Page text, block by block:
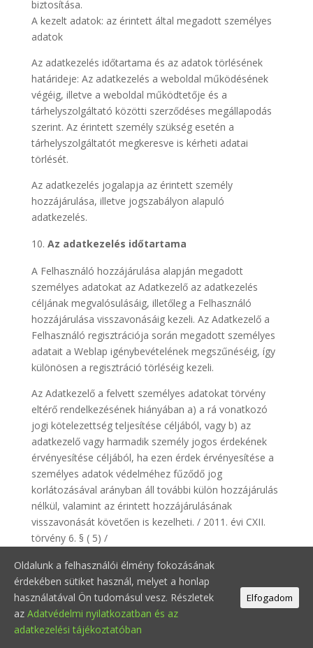
biztosítása.
A kezelt adatok: az érintett által megadott személyes
adatok
Az adatkezelés időtartama és az adatok törlésének
határideje: Az adatkezelés a weboldal működésének
végéig, illetve a weboldal működtetője és a
tárhelyszolgáltató közötti szerződéses megállapodás
szerint. Az érintett személy szükség esetén a
tárhelyszolgáltatót megkeresve is kérheti adatai
törlését.
Az adatkezelés jogalapja az érintett személy
hozzájárulása, illetve jogszabályon alapuló
adatkezelés.
Az adatkezelés időtartama
A Felhasználó hozzájárulása alapján megadott
személyes adatokat az Adatkezelő az adatkezelés
céljának megvalósulásáig, illetőleg a Felhasználó
hozzájárulása visszavonásáig kezeli. Az Adatkezelő a
Felhasználó regisztrációja során megadott személyes
adatait a Weblap igénybevételének megszűnéséig, így
különösen a regisztráció törléséig kezeli.
Az Adatkezelő a felvett személyes adatokat törvény
eltérő rendelkezésének hiányában a) a rá vonatkozó
jogi kötelezettség teljesítése céljából, vagy b) az
adatkezelő vagy harmadik személy jogos érdekének
érvényesítése céljából, ha ezen érdek érvényesítése a
személyes adatok védelméhez fűződő jog
korlátozásával arányban áll további külön hozzájárulás
nélkül, valamint az érintett hozzájárulásának
visszavonását követően is kezelheti. / 2011. évi CXII.
törvény 6. § ( 5) /
Az Adatkezelő a Felhasználó által megadott személyes
adatokat a számviteli kötelezettségek teljesítése
érdekében a 2000. évi C. törvény 169.§-a alapján 8 évig,
illetve az adózás rendjéről szóló 2003. évi XCII.
törvényben meghatározott elévülési időn belül őrzi
Oldalunk a felhasználói élmény fokozásának
érdekében sütiket használ, melyet a honlap
használatával Ön tudomásul vesz. Részletek
az Adatvédelmi nyilatkozatban és az
adatkezelési tájékoztatóban
Elfogadom